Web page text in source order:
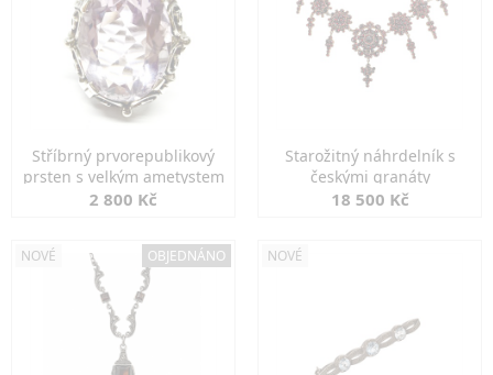
Stříbrný prvorepublikový
prsten s velkým ametystem
2 800 Kč
Starožitný náhrdelník s
českými granáty
18 500 Kč
NOVÉ OBJEDNÁNO NOVÉ